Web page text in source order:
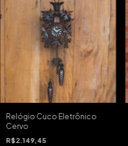
Relógio Cuco Eletrônico
Cervo
R$2.149,45